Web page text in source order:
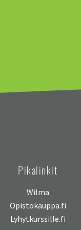
Pikalinkit
Wilma
Opistokauppa.fi
Lyhytkurssille.fi